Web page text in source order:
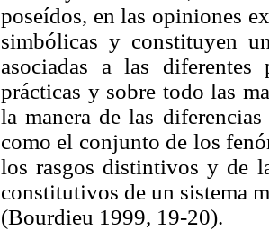
poseídos, en las opiniones
simbólicas y constituyen
asociadas a las
prácticas y sobre todo las
la manera de las
como el conjunto de los
los rasgos distintivos y de
constitutivos de un sistema
(Bourdieu 1999, 19-20).